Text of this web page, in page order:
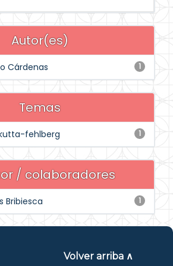
Autor(es)
1
Cárdenas
Temas
1
fehlberg
/ colaboradores
1
Bribiesca
Volver arriba ∧